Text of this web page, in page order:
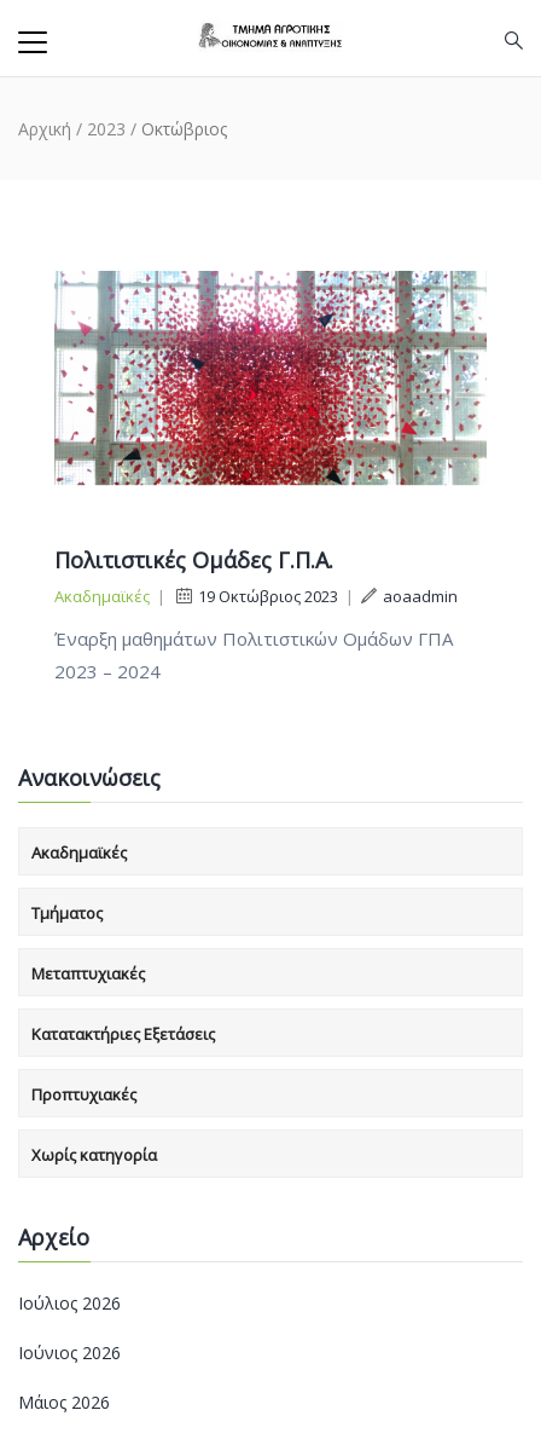
Αρχική / 2023 / Οκτώβριος
Πολιτιστικές Ομάδες Γ.Π.Α.
Ακαδημαϊκές | 19 Οκτώβριος 2023 | aoaadmin
Έναρξη μαθημάτων Πολιτιστικών Ομάδων ΓΠΑ
2023 – 2024
Ανακοινώσεις
Ακαδημαϊκές
Τμήματος
Μεταπτυχιακές
Κατατακτήριες Εξετάσεις
Προπτυχιακές
Χωρίς κατηγορία
Αρχείο
Ιούλιος 2026
Ιούνιος 2026
Μάιος 2026